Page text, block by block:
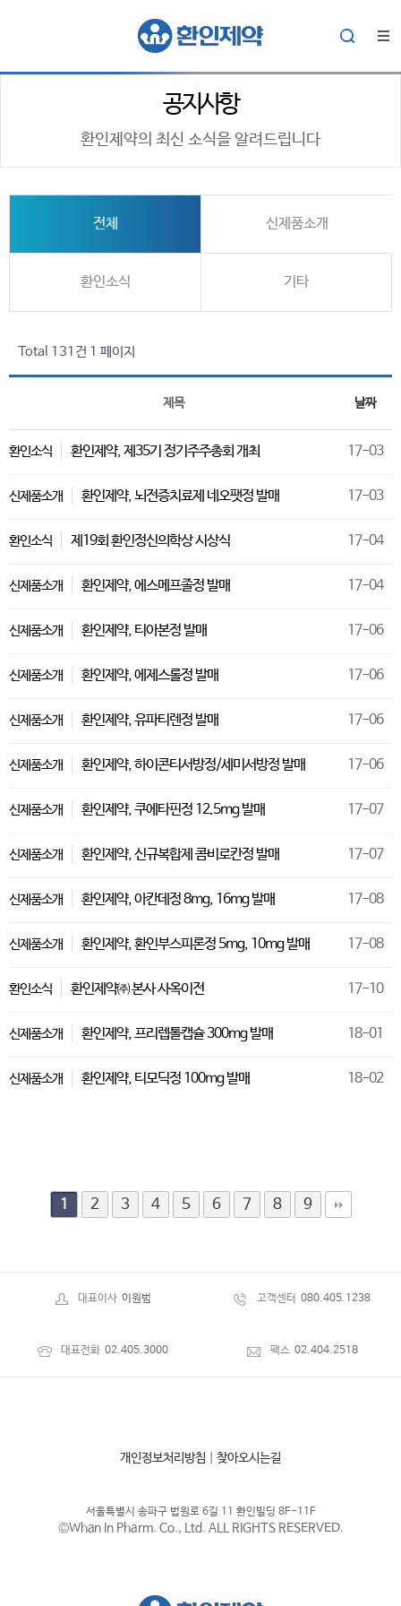
공지사항
환인제약의 최신 소식을 알려드립니다
전체 신제품소개
환인소식 기타
Total 131건 1 페이지
제목 날짜
환인소식 환인제약, 제35기 정기주주총회 개최 17-03
신제품소개 환인제약, 뇌전증치료제 네오팻정 발매 17-03
환인소식 제19회 환인정신의학상 시상식 17-04
신제품소개 환인제약, 에스메프졸정 발매 17-04
신제품소개 환인제약, 티아본정 발매 17-06
신제품소개 환인제약, 에제스롤정 발매 17-06
신제품소개 환인제약, 유파티렌정 발매 17-06
신제품소개 환인제약, 하이콘티서방정/세미서방정 발매 17-06
신제품소개 환인제약, 쿠에타핀정 12.5mg 발매 17-07
신제품소개 환인제약, 신규복합제 콤비로칸정 발매 17-07
신제품소개 환인제약, 아칸데정 8mg, 16mg 발매 17-08
신제품소개 환인제약, 환인부스피론정 5mg, 10mg 발매 17-08
환인소식 환인제약㈜ 본사 사옥이전 17-10
신제품소개 환인제약, 프리렙톨캡슐 300mg 발매 18-01
신제품소개 환인제약, 티모딕정 100mg 발매 18-02
1 2 3 4 5 6 7 8 9
대표이사 이원범 고객센터 080.405.1238
대표전화 02.405.3000 팩스 02.404.2518
개인정보처리방침 찾아오시는길
서울특별시 송파구 법원로 6길 11 환인빌딩 8F-11F
©Whan In Pharm. Co., Ltd. ALL RIGHTS RESERVED.